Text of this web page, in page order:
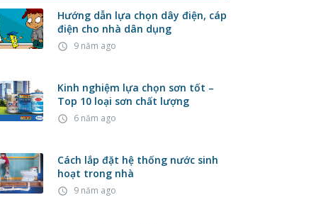
Hướng dẫn lựa chọn dây điện, cáp
điện cho nhà dân dụng
access_time 9 năm ago
Kinh nghiệm lựa chọn sơn tốt –
Top 10 loại sơn chất lượng
access_time 6 năm ago
Cách lắp đặt hệ thống nước sinh
hoạt trong nhà
access_time 9 năm ago